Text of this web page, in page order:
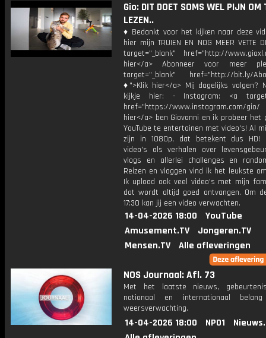
Gio: DIT DOET SOMS WEL PIJN OM
LEZEN..
♦ Bedankt voor het kijken naar deze
hier mijn TRUIEN EN NOG MEER VETTE
target="_blank" href="http://
hier</a> Abonneer voor meer
target="_blank" href="http://bit.ly/
♦">Klik hier</a> Mij dagelijks volgen?
kijkje hier: - Instagram: <a
href="https://www.instagram.com/
hier</a> ben Giovanni en ik probeer het
YouTube te entertainen met video's! Al
zijn in 1080p, dat betekent dus HD!
video's als verhalen over
vlogs en allerlei challenges en
Reizen en vloggen vind ik het leukste
Ik upload ook veel video's met mijn
dat wordt altijd goed ontvangen. Om
17:30 kan jij een video verwachten.
14-04-2026 18:00
YouTube
Amusement.TV
Jongeren.TV
Mensen.TV
Alle afleveringen
NOS Journaal: Afl. 73
Met het laatste nieuws,
nationaal en internationaal
weersverwachting.
14-04-2026 18:00 NPO1